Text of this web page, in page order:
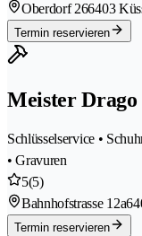
Oberdorf 266403
Termin reservieren
Meister Drago
Schlüsselservice •
• Gravuren
5(5)
Bahnhofstrasse 12a
Termin reservieren